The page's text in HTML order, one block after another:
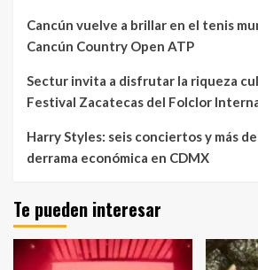
Cancún vuelve a brillar en el tenis
Cancún Country Open ATP
Sectur invita a disfrutar la riqueza
Festival Zacatecas del Folclor
Harry Styles: seis conciertos y más
derrama económica en CDMX
Te pueden interesar